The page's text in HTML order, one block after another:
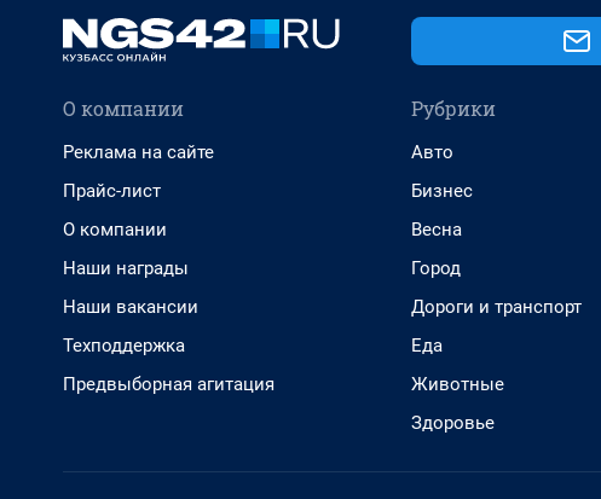
О компании
Реклама на сайте
Прайс-лист
О компании
Наши награды
Наши вакансии
Техподдержка
Предвыборная агитация
Рубрики
Авто
Бизнес
Весна
Город
Дороги и транспорт
Еда
Животные
Здоровье